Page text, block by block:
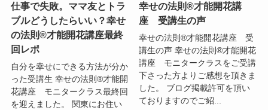
仕事で失敗。ママ友とトラ
ブルどうしたらいい？幸せ
の法則®才能開花講座最終
回レポ
自分を幸せにできる方法が分か
った受講生 幸せの法則®才能開
花講座 モニタークラス最終回
を迎えました。 関東にお住い
幸せの法則®才能開花講
座 受講生の声
幸せの法則®才能開花講座 受
講生の声 幸せの法則®才能開花
講座 モニタークラスをご受講
下さった方よりご感想を頂きま
した。 ブログ掲載許可を頂い
ておりますのでご紹...